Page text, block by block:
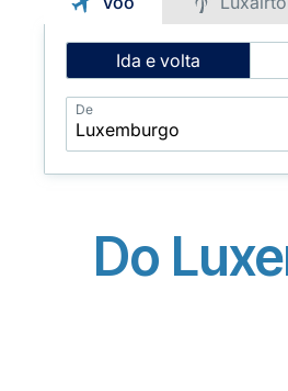
Intelligent
Flight
Search
Ida e volta
De
Do